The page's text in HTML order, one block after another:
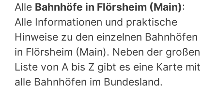
Alle Bahnhöfe in Flörsheim (Main):
Alle Informationen und praktische
Hinweise zu den einzelnen Bahnhöfen
in Flörsheim (Main). Neben der großen
Liste von A bis Z gibt es eine Karte mit
alle Bahnhöfen im Bundesland.